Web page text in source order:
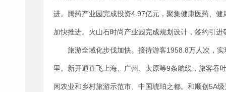
进。腾药产业园完成投资4.97亿元，聚集健康医药、
加快推进。火山石时尚产业园完成规划设计，签约引
旅游全域化步伐加快。接待游客1958.8万人次，
里。新开通直飞上海、广州、太原等9条航线，旅客吞
闲农业和乡村旅游示范市、中国琥珀之都。和顺创5A